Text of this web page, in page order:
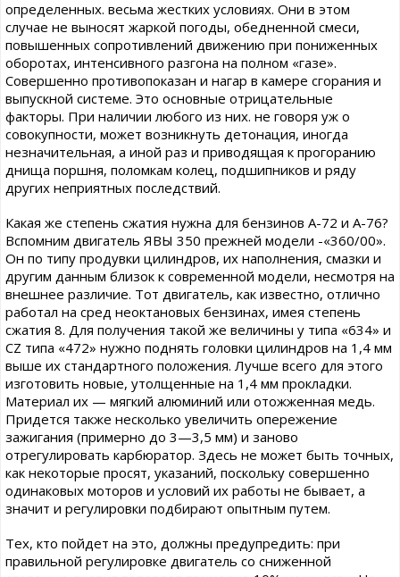
определенных. весьма жестких условиях. Они в этом
случае не выносят жаркой погоды, обедненной смеси,
повышенных сопротивлений движению при пониженных
оборотах, интенсивного разгона на полном «газе».
Совершенно противопоказан и нагар в камере сгорания и
выпускной системе. Это основные отрицательные
факторы. При наличии любого из них. не говоря уж о
совокупности, может возникнуть детонация, иногда
незначительная, а иной раз и приводящая к прогоранию
днища поршня, поломкам колец, подшипников и ряду
других неприятных последствий.
Какая же степень сжатия нужна для бензинов А-72 и А-76?
Вспомним двигатель ЯВЫ 350 прежней модели -«360/00».
Он по типу продувки цилиндров, их наполнения, смазки и
другим данным близок к современной модели, несмотря на
внешнее различие. Тот двигатель, как известно, отлично
работал на сред неоктановых бензинах, имея степень
сжатия 8. Для получения такой же величины у типа «634» и
CZ типа «472» нужно поднять головки цилиндров на 1,4 мм
выше их стандартного положения. Лучше всего для этого
изготовить новые, утолщенные на 1,4 мм прокладки.
Материал их — мягкий алюминий или отожженная медь.
Придется также несколько увеличить опережение
зажигания (примерно до 3—3,5 мм) и заново
отрегулировать карбюратор. Здесь не может быть точных,
как некоторые просят, указаний, поскольку совершенно
одинаковых моторов и условий их работы не бывает, а
значит и регулировки подбирают опытным путем.
Тех, кто пойдет на это, должны предупредить: при
правильной регулировке двигатель со сниженной